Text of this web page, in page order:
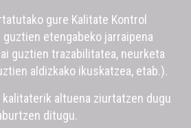
gure Kalitate Kontrol
guztien etengabeko jarraipena
guztien trazabilitatea, neurketa
aldizkako ikuskatzea, etab.).
altuena ziurtatzen dugu
ditugu.